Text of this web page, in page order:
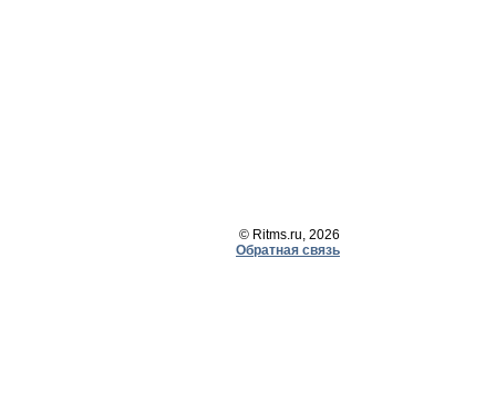
© Ritms.ru, 2026
Обратная связь